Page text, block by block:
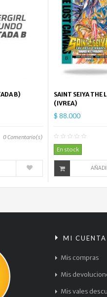
B)
0Comentario(s)
SAINT SEIYA THE
(IVREA)
$ 88.000
En stock
MI CUENTA
Mis compras
Mis
Mis vales